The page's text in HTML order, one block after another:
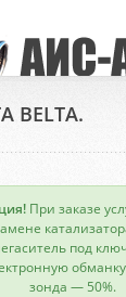
BELTA.
При заказе
под
зонда — 50%.